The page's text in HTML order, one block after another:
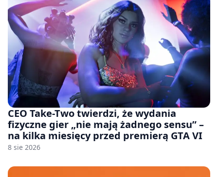
CEO Take-Two twierdzi, że wydania
fizyczne gier „nie mają żadnego sensu” –
na kilka miesięcy przed premierą GTA VI
8 sie 2026